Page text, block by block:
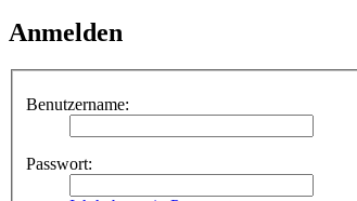
Anmelden
Benutzername:
Passwort: